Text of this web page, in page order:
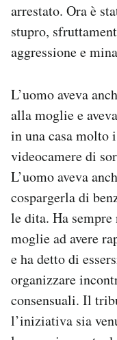
arrestato. Ora è
stupro,
aggressione e
L’uomo aveva
alla moglie e
in una casa molto
videocamere di
L’uomo aveva
cospargerla di
le dita. Ha
moglie ad avere
e ha detto di
organizzare
consensuali. Il
l’iniziativa sia